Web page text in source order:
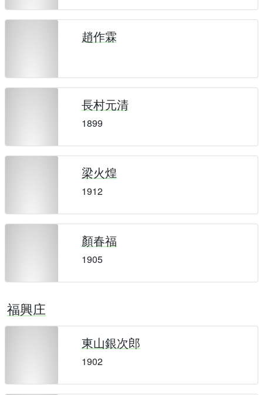
趙作霖
長村元清
1899
梁火煌
1912
顏春福
1905
福興庄
東山銀次郎
1902